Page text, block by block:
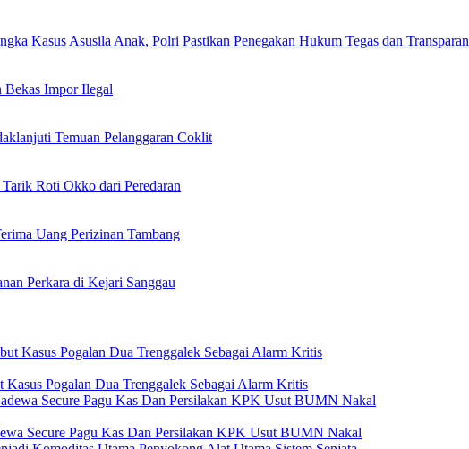
Kasus Asusila Anak, Polri Pastikan Penegakan Hukum Tegas dan Transparan
Bekas Impor Ilegal
Temuan Pelanggaran Coklit
Roti Okko dari Peredaran
Uang Perizinan Tambang
Perkara di Kejari Sanggau
Pogalan Dua Trenggalek Sebagai Alarm Kritis
Secure Pagu Kas Dan Persilakan KPK Usut BUMN Nakal